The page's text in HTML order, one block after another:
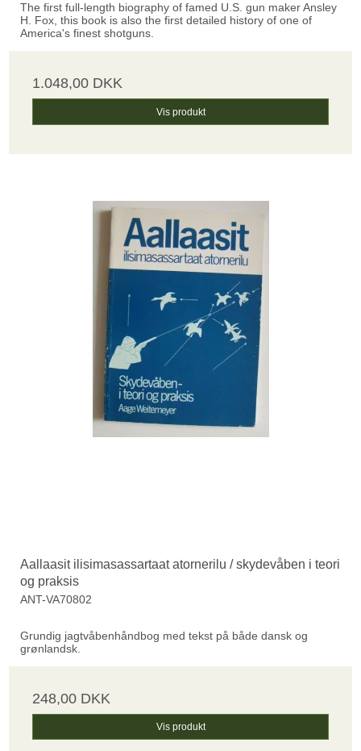
The first full-length biography of famed U.S. gun maker Ansley
H. Fox, this book is also the first detailed history of one of
America's finest shotguns.
1.048,00 DKK
Vis produkt
Aallaasit ilisimasassartaat atornerilu / skydevåben i teori
og praksis
ANT-VA70802
Grundig jagtvåbenhåndbog med tekst på både dansk og
grønlandsk.
248,00 DKK
Vis produkt